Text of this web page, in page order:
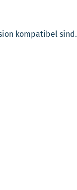
kompatibel sind.